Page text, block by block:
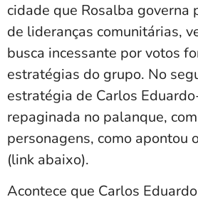
cidade que Rosalba governa
de lideranças comunitárias,
busca incessante por votos
estratégias do grupo. No
estratégia de Carlos
repaginada no palanque,
personagens, como apontou
(link abaixo).
Acontece que Carlos